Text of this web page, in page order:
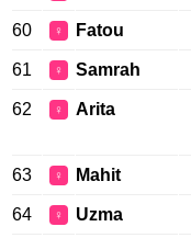
60 ♀ Fatou
61 ♀ Samrah
62 ♀ Arita
63 ♀ Mahit
64 ♀ Uzma